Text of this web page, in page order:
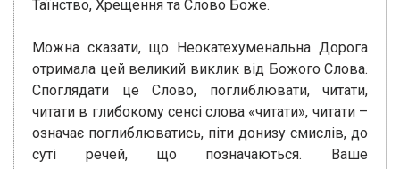
Таїнство, Хрещення та Слово Боже.
Можна сказати, що Неокатехуменальна Дорога
отримала цей великий виклик від Божого Слова.
Споглядати це Слово, поглиблювати, читати,
читати в глибокому сенсі слова «читати», читати –
означає поглиблюватись, піти донизу смислів, до
суті речей, що позначаються. Ваше